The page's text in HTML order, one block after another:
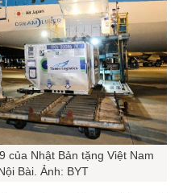
của Nhật Bản tặng Việt Nam
Bài. Ảnh: BYT